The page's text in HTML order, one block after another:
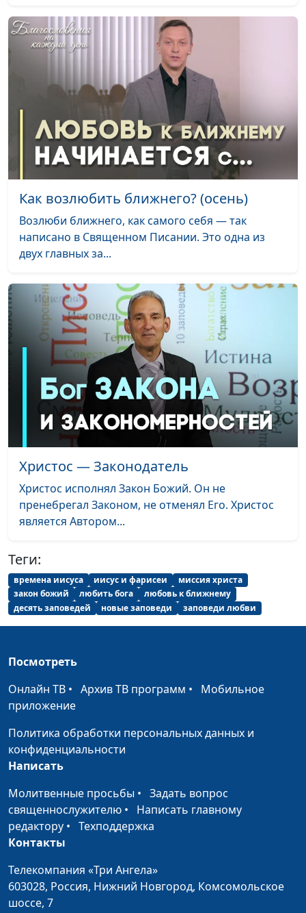
Как возлюбить ближнего? (осень)
Возлюби ближнего, как самого себя — так
написано в Священном Писании. Это одна из
двух главных за...
Христос — Законодатель
Христос исполнял Закон Божий. Он не
пренебрегал Законом, не отменял Его. Христос
является Автором...
Теги:
времена иисуса иисус и фарисеи
миссия христа
закон божий
любить бога
любовь к ближнему
десять заповедей
новые заповеди заповеди любви
Посмотреть
Онлайн ТВ • Архив ТВ программ • Мобильное
приложение
Политика обработки персональных данных и
конфиденциальности
Написать
Молитвенные просьбы • Задать вопрос
священнослужителю • Написать главному
редактору • Техподдержка
Контакты
Телекомпания «Три Ангела»
603028, Россия, Нижний Новгород, Комсомольское
шоссе, 7